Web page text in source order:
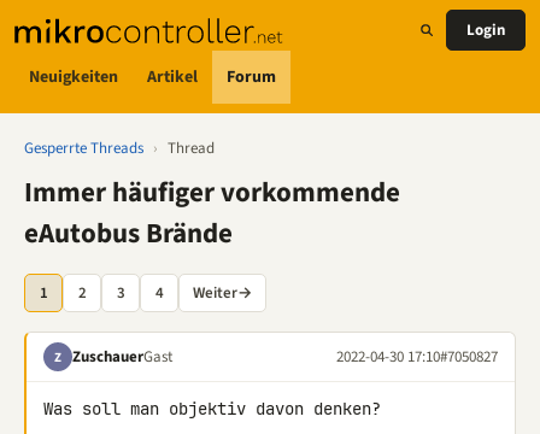
Neuigkeiten Artikel Forum
Login
Gesperrte Threads › Thread
Immer häufiger vorkommende
eAutobus Brände
1 2 3 4 Weiter→
Z ZuschauerGast 2022-04-30 17:10#7050827
Was soll man objektiv davon denken?